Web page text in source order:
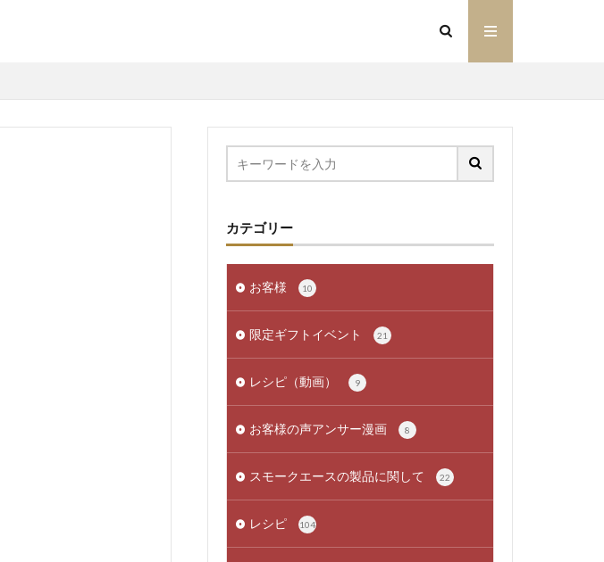
カテゴリー
お客様 10
限定ギフトイベント 21
レシピ（動画） 9
お客様の声アンサー漫画 8
スモークエースの製品に関して 22
レシピ 104